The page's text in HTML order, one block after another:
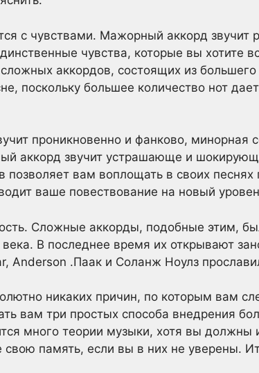
с чувствами. Мажорный аккорд звучит
чувства, которые вы хотите
аккордов, состоящих из большего
поскольку большее количество нот
проникновенно и фанково, минорная
аккорд звучит устрашающе и
позволяет вам воплощать в своих
ваше повествование на новый
Сложные аккорды, подобные этим,
В последнее время их открывают
Anderson .Паак и Соланж Ноулз
никаких причин, по которым вам
вам три простых способа внедрения
много теории музыки, хотя вы должны
свою память, если вы в них не уверены.